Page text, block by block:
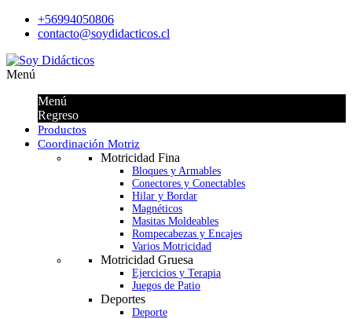
+56994050806
contacto@soydidacticos.cl
Menú
Menú
Regreso
Productos
Coordinación Motriz
Motricidad Fina
Bloques y Armables
Conectores y Conectables
Hilar y Bordar
Magnéticos
Masitas Moldeables
Rompecabezas y Encajes
Varios Motricidad
Motricidad Gruesa
Ejercicios y Terapia
Juegos de Patio
Deportes
Deporte